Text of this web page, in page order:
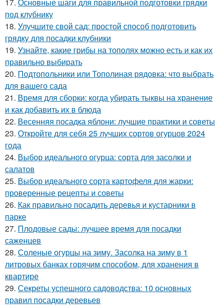
под клубнику
18. Улучшите свой сад: простой способ подготовить
грядку для посадки клубники
19. Узнайте, какие грибы на тополях можно есть и как их
правильно выбирать
20. Подтопольники или Тополиная рядовка: что выбрать
для вашего сада
21. Время для сборки: когда убирать тыквы на хранение
и как добавить их в блюда
22. Весенняя посадка яблони: лучшие практики и советы
23. Откройте для себя 25 лучших сортов огурцов 2024
года
24. Выбор идеального огурца: сорта для засолки и
салатов
25. Выбор идеального сорта картофеля для жарки:
проверенные рецепты и советы
26. Как правильно посадить деревья и кустарники в
парке
27. Плодовые сады: лучшее время для посадки
саженцев
28. Соленые огурцы на зиму. Засолка на зиму в 1
литровых банках горячим способом, для хранения в
квартире
29. Секреты успешного садоводства: 10 основных
правил посадки деревьев